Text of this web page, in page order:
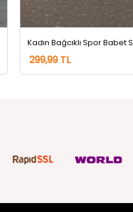
Kadın Bağcıklı Spor Babet
299,99 TL